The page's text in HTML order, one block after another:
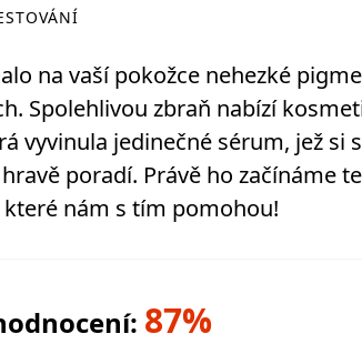
na vaší pokožce nehezké
Spolehlivou zbraň nabízí
vyvinula jedinečné sérum, jež si
poradí. Právě ho začínáme
které nám s tím pomohou!
87%